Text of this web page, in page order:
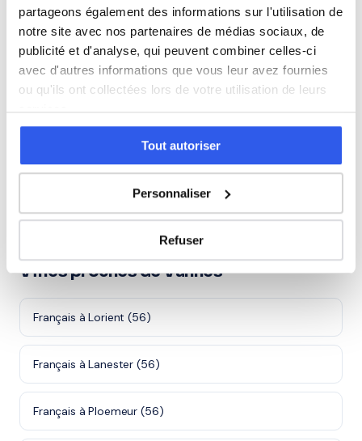
partageons également des informations sur l'utilisation de
notre site avec nos partenaires de médias sociaux, de
publicité et d'analyse, qui peuvent combiner celles-ci
avec d'autres informations que vous leur avez fournies
ou qu'ils ont collectées lors de votre utilisation de leurs
services.
Tout autoriser
Personnaliser
Refuser
Adultes (Supérieur & Adultes)
⭐
256+ familles accompagnées à Vannes
Note moyenne de 4.8/5. Notre organisme partenaire
intervient à domicile à Vannes et alentours.
Rejoindre ces familles →
Villes proches de Vannes
Français à Lorient (56)
Français à Lanester (56)
Français à Ploemeur (56)